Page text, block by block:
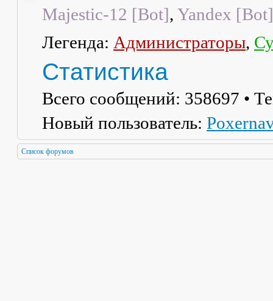
Majestic-12 [Bot], Yandex [Bot]
Легенда: Администраторы,
Статистика
Всего сообщений: 358697 •
Новый пользователь:
Список форумов